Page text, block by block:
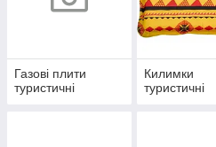
Газові плити
туристичні
Килимки
туристичні